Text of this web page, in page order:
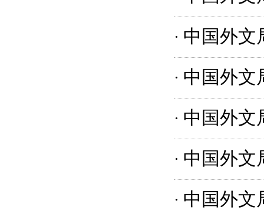
· 中国外文
· 中国外文
· 中国外文
· 中国外文
· 中国外文